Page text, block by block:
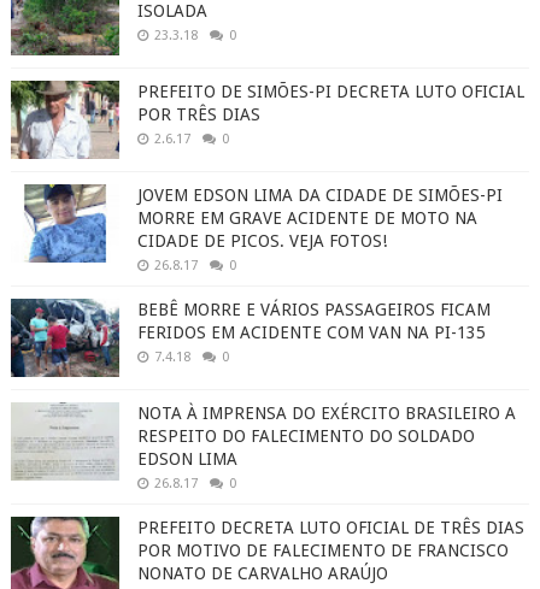
ISOLADA
23.3.18 0
PREFEITO DE SIMÕES-PI DECRETA LUTO OFICIAL
POR TRÊS DIAS
2.6.17 0
JOVEM EDSON LIMA DA CIDADE DE SIMÕES-PI
MORRE EM GRAVE ACIDENTE DE MOTO NA
CIDADE DE PICOS. VEJA FOTOS!
26.8.17 0
BEBÊ MORRE E VÁRIOS PASSAGEIROS FICAM
FERIDOS EM ACIDENTE COM VAN NA PI-135
7.4.18 0
NOTA À IMPRENSA DO EXÉRCITO BRASILEIRO A
RESPEITO DO FALECIMENTO DO SOLDADO
EDSON LIMA
26.8.17 0
PREFEITO DECRETA LUTO OFICIAL DE TRÊS DIAS
POR MOTIVO DE FALECIMENTO DE FRANCISCO
NONATO DE CARVALHO ARAÚJO